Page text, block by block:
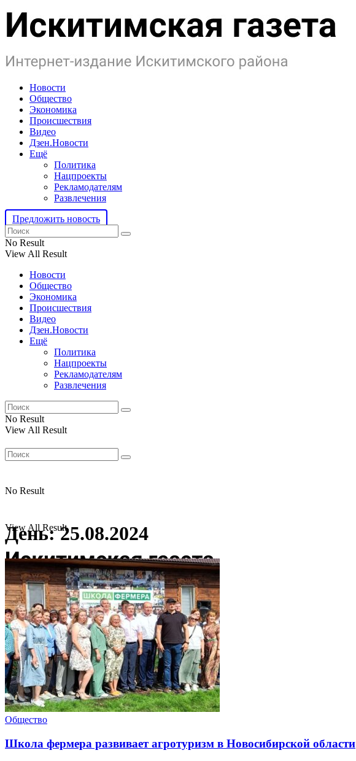
Новости
Общество
Экономика
Происшествия
Видео
Дзен.Новости
Ещё
Политика
Нацпроекты
Рекламодателям
Развлечения
Предложить новость
No Result
View All Result
Новости
Общество
Экономика
Происшествия
Видео
Дзен.Новости
Ещё
Политика
Нацпроекты
Рекламодателям
Развлечения
No Result
View All Result
No Result
View All Result
День:25.08.2024
Общество
Школа фермера развивает агротуризм в Новосибирской области